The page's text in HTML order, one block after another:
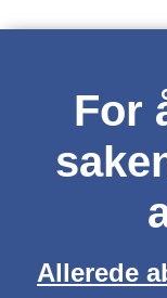
For
Allerede